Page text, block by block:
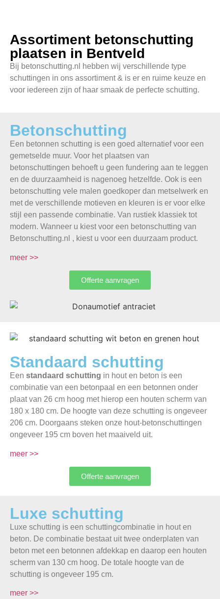
Assortiment betonschutting
plaatsen in Bentveld
Bij betonschutting.nl hebben wij verschillende type
schuttingen in ons assortiment & is er en ruime keuze en
voor iedereen zijn of haar smaak de perfecte schutting.
Betonschutting
Een betonnen schutting is een goed alternatief voor een
gemetselde muur. Voor het plaatsen van
betonschuttingen behoeft u geen fundering aan te leggen
en de duurzaamheid is nagenoeg hetzelfde. Ook is een
betonschutting vele malen goedkoper dan metselwerk en
met de verschillende motieven en kleuren is er voor elke
stijl een passende combinatie. Van rustiek klassiek tot
modern. Wanneer u kiest voor een betonschutting van
Betonschutting.nl , kiest u voor een duurzaam product.
meer >>
Offerte aanvragen
Standaard schutting
Een standaard schutting in hout en beton is een
combinatie van een betonpaal en een betonnen onder
plaat van 26 cm hoog met hierop een houten scherm van
180 x 180 cm. De hoogte van deze schutting is ongeveer
206 cm. Doorgaans steken onze hout-betonschuttingen
ongeveer 195 cm boven het maaiveld uit.
meer >>
Offerte aanvragen
Luxe schutting
Luxe schutting is een schuttingcombinatie in hout en
beton. De combinatie bestaat uit twee onderplaten van
beton met een betonnen afdekkap en daarop een houten
scherm van 130 cm hoog. De totale hoogte van de
schutting is ongeveer 195 cm.
meer >>